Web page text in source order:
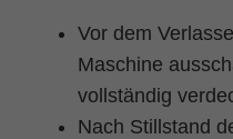
Vor dem
Maschine
vollständig
Nach Stillstand